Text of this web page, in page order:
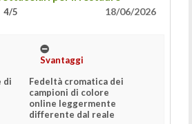
4/5 18/06/2026
di
Svantaggi
Fedeltà cromatica dei
campioni di colore
online leggermente
differente dal reale